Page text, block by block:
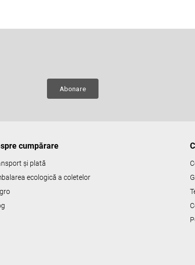
Abonare
cumpărare
și plată
ecologică a coletelor